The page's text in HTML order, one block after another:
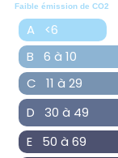
Faible émission de CO2
A <6
B 6 à 10
C 11 à 29
D 30 à 49
E 50 à 69